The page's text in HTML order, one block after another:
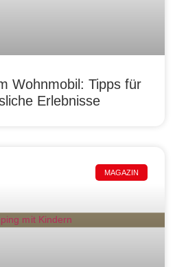
Wohnmobil: Tipps für
Erlebnisse
MAGAZIN